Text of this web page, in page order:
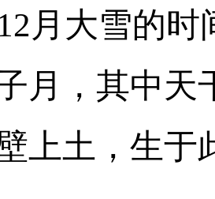
月大雪的
月，其中天
上土，生于